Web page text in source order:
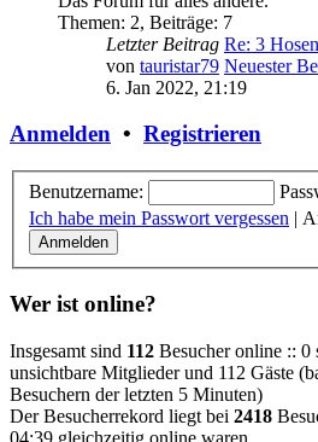
Themen: 2, Beiträge: 7
Letzter Beitrag Re: 3
von tauristar79 Neuester
6. Jan 2022, 21:19
Anmelden • Registrieren
Benutzername:
Ich habe mein Passwort vergessen |
Wer ist online?
Insgesamt sind 112 Besucher online :: 0
unsichtbare Mitglieder und 112 Gäste
Besuchern der letzten 5 Minuten)
Der Besucherrekord liegt bei 2418
04:39 gleichzeitig online waren.